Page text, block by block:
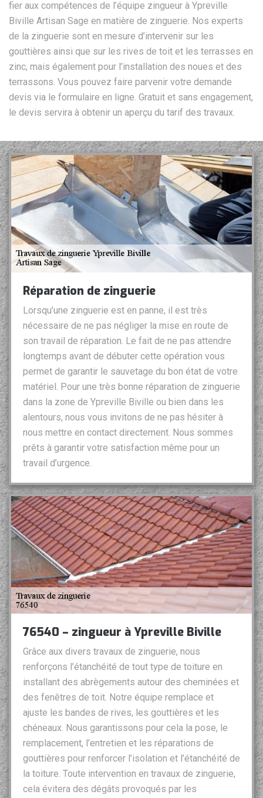
fier aux compétences de l’équipe zingueur à Ypreville
Biville Artisan Sage en matière de zinguerie. Nos experts
de la zinguerie sont en mesure d’intervenir sur les
gouttières ainsi que sur les rives de toit et les terrasses en
zinc, mais également pour l’installation des noues et des
terrassons. Vous pouvez faire parvenir votre demande
devis via le formulaire en ligne. Gratuit et sans engagement,
le devis servira à obtenir un aperçu du tarif des travaux.
Réparation de zinguerie
Lorsqu’une zinguerie est en panne, il est très
nécessaire de ne pas négliger la mise en route de
son travail de réparation. Le fait de ne pas attendre
longtemps avant de débuter cette opération vous
permet de garantir le sauvetage du bon état de votre
matériel. Pour une très bonne réparation de zinguerie
dans la zone de Ypreville Biville ou bien dans les
alentours, nous vous invitons de ne pas hésiter à
nous mettre en contact directement. Nous sommes
prêts à garantir votre satisfaction même pour un
travail d’urgence.
76540 – zingueur à Ypreville Biville
Grâce aux divers travaux de zinguerie, nous
renforçons l’étanchéité de tout type de toiture en
installant des abrègements autour des cheminées et
des fenêtres de toit. Notre équipe remplace et
ajuste les bandes de rives, les gouttières et les
chéneaux. Nous garantissons pour cela la pose, le
remplacement, l’entretien et les réparations de
gouttières pour renforcer l’isolation et l’étanchéité de
la toiture. Toute intervention en travaux de zinguerie,
cela évitera des dégâts provoqués par les